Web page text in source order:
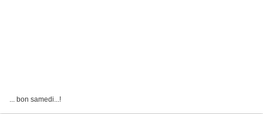
... bon samedi...!